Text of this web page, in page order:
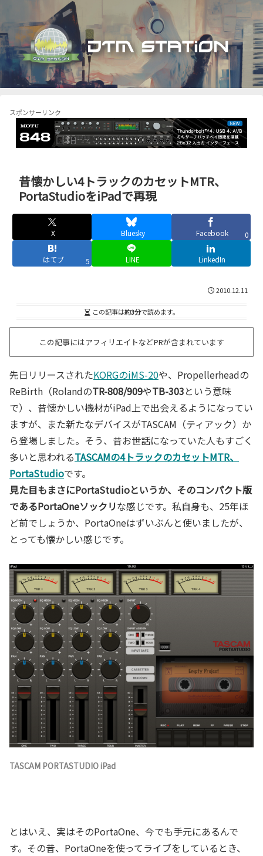
スポンサーリンク
昔懐かしい4トラックのカセットMTR、
PortaStudioをiPadで再現
X Bluesky Facebook 0
はてブ 5 LINE LinkedIn
2010.12.11
この記事は約3分で読めます。
この記事にはアフィリエイトなどPRが含まれています
先日リリースされたKORGのiMS-20や、Propellerheadの
ReBirth（RolandのTR-808/909やTB-303という意味
で）、昔懐かしい機材がiPad上で出会えるようになってい
ますが、また新たなデバイスがTASCAM（ティアック）か
ら登場しました。そう、昔お世話になっていた人もすごく
多いと思われるTASCAMの4トラックのカセットMTR、
PortaStudioです。
見た目もまさにPortaStudioというか、そのコンパクト版
であるPortaOneソックリな感じです。私自身も、25年ほ
ど前でしょうか、PortaOneはずいぶんと使いましたが、
とっても懐かしい感じです。
TASCAM PORTASTUDIO iPad
とはいえ、実はそのPortaOne、今でも手元にあるんで
す。その昔、PortaOneを使ってライブをしているとき、